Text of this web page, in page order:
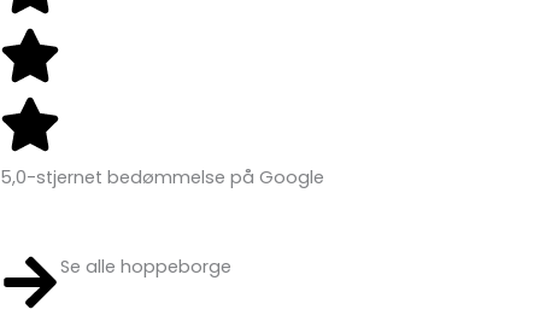
5,0-stjernet bedømmelse på Google
Se alle hoppeborge